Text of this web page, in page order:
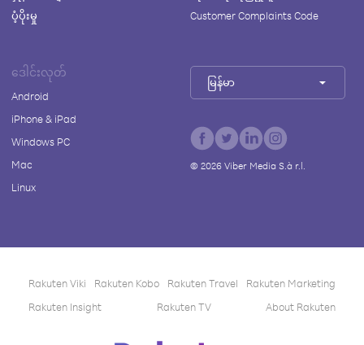
ပံ့ပိုးမှု
Customer Complaints Code
ဒေါင်းလုတ်
Android
iPhone & iPad
Windows PC
Mac
Linux
မြန်မာ
© 2026Viber Media S.à r.l.
Rakuten Viki Rakuten Kobo Rakuten Travel
Rakuten Marketing
Rakuten Insight
Rakuten TV About Rakuten